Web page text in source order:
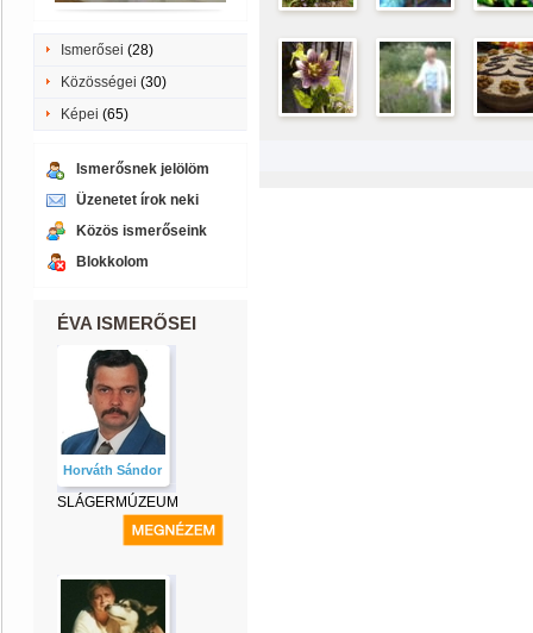
Ismerősei (28)
Közösségei (30)
Képei (65)
Ismerősnek jelölöm
Üzenetet írok neki
Közös ismerőseink
Blokkolom
ÉVA ISMERŐSEI
Horváth Sándor
SLÁGERMÚZEUM